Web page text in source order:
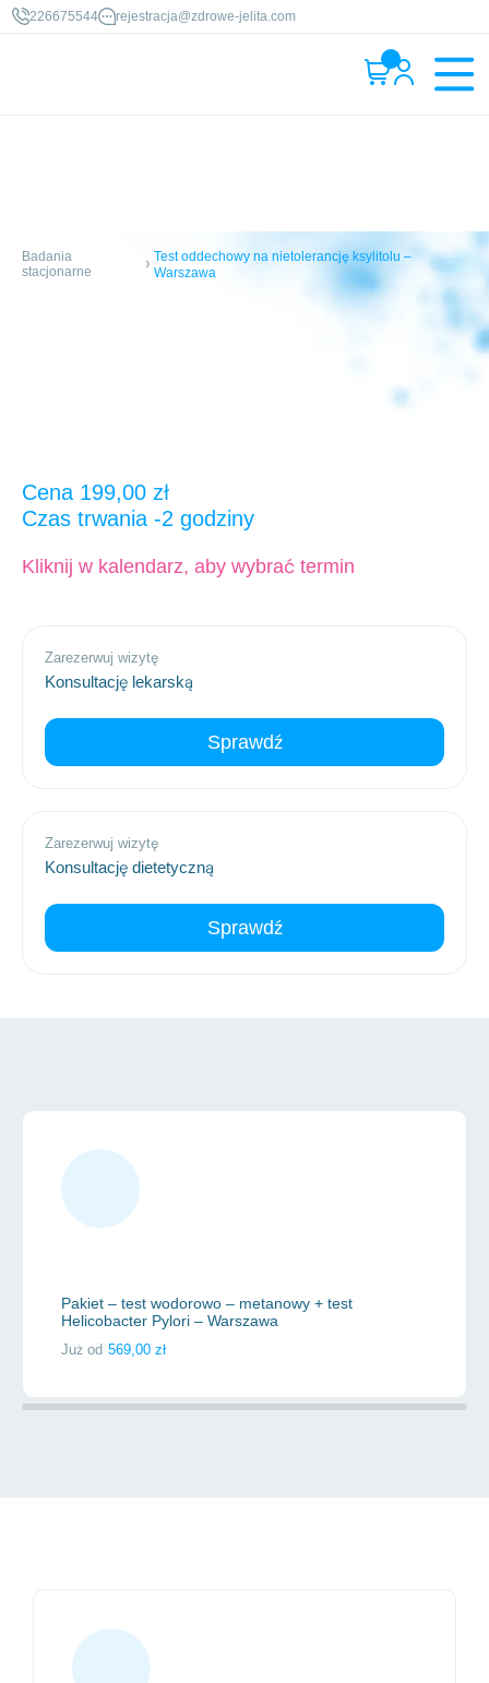
226675544 rejestracja@zdrowe-jelita.com
Badania
stacjonarne
Test oddechowy na nietolerancję ksylitolu –
Warszawa
Cena 199,00 zł
2 godziny
Kliknij w kalendarz, aby wybrać termin
Zarezerwuj wizytę
Konsultację lekarską
Sprawdź
Zarezerwuj wizytę
Konsultację dietetyczną
Sprawdź
Pakiet – test wodorowo – metanowy + test
Helicobacter Pylori – Warszawa
Już od 569,00 zł